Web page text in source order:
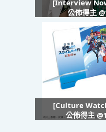
[Interview
公佈得主
[Culture
公佈得主